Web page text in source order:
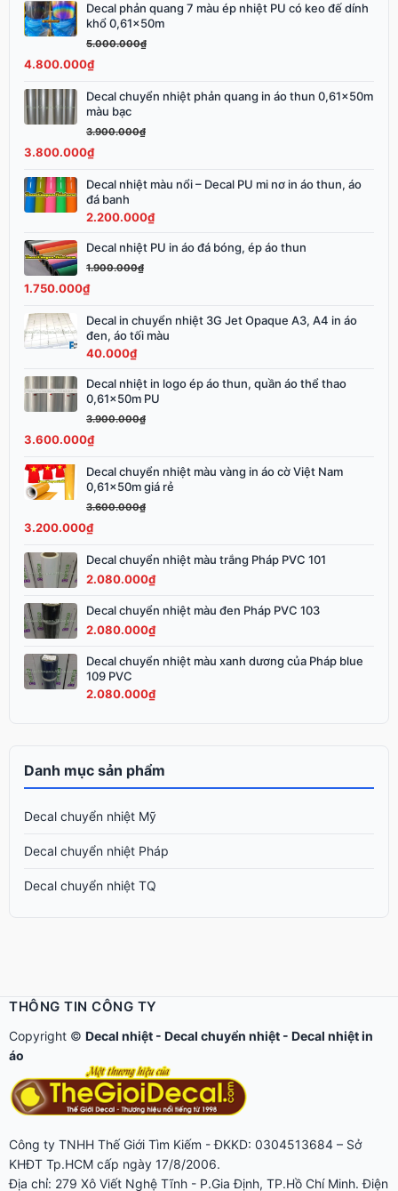
Decal phản quang 7 màu ép nhiệt PU có keo đế dính
khổ 0,61x50m
5.000.000₫
Giá
gốc
5.000.000₫.
4.800.000₫
Giá
hiện
là:
4.800.000₫.
Decal chuyển nhiệt phản quang in áo thun 0,61x50m
màu bạc
3.900.000₫
Giá
gốc
3.900.000₫.
3.800.000₫
Giá
hiện
là:
3.800.000₫.
Decal nhiệt màu nổi – Decal PU mi nơ in áo thun, áo
đá banh
2.200.000₫
Decal nhiệt PU in áo đá bóng, ép áo thun
1.900.000₫
Giá
gốc
là:
1.750.000₫
Giá
hiện
tại
1.750.000₫.Decal in chuyển nhiệt 3G Jet Opaque A3, A4 in áo
đen, áo tối màu
40.000₫
Decal nhiệt in logo ép áo thun, quần áo thể thao
0,61x50m PU
3.900.000₫
Giá
3.900.000₫.
3.600.000₫
Giá
là:
3.600.000₫.
Decal chuyển nhiệt màu vàng in áo cờ Việt Nam
0,61x50m giá rẻ
3.600.000₫
Giá
gốc
3.600.000₫.
3.200.000₫
Giá
hiện
là:
3.200.000₫.
Decal chuyển nhiệt màu trắng Pháp PVC 101
2.080.000₫
Decal chuyển nhiệt màu đen Pháp PVC 103
2.080.000₫
Decal chuyển nhiệt màu xanh dương của Pháp blue
109 PVC
2.080.000₫
Danh mục sản phẩm
Decal chuyển nhiệt Mỹ
Decal chuyển nhiệt Pháp
Decal chuyển nhiệt TQ
THÔNG TIN CÔNG TY
Copyright © Decal nhiệt - Decal chuyển nhiệt - Decal nhiệt in
áo
Công ty TNHH Thế Giới Tìm Kiếm - ĐKKD: 0304513684 – Sở
KHĐT Tp.HCM cấp ngày 17/8/2006.
Địa chỉ: 279 Xô Viết Nghệ Tĩnh - P.Gia Định, TP.Hồ Chí Minh. Điện